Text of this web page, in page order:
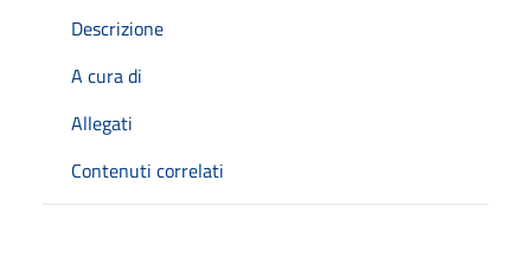
Descrizione
A cura di
Allegati
Contenuti correlati